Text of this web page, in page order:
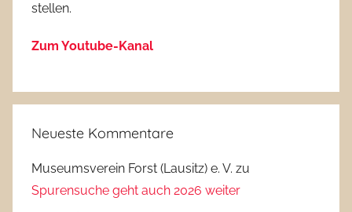
stellen.
Zum Youtube-Kanal
Neueste Kommentare
Museumsverein Forst (Lausitz) e. V. zu
Spurensuche geht auch 2026 weiter